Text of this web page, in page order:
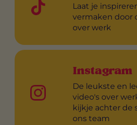
Laat je
vermaken door
over werk
Instagram
De leukste en
video's over
kijkje achter de
ons team